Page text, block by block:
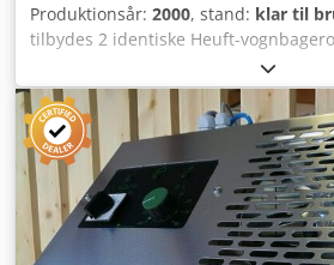
Produktionsår: 2000, stand: klar til
tilbydes 2 identiske Heuft-
driftsovertryk: 2 bar, prøvetryk: 5 bar,
dm³/8,1 dm³, maks. tilladt
Heuft HE 21, antal etager: 10.
kunne rumme to vognbagerier. En
mulig. Dcjdeztdtrspfx Acpek